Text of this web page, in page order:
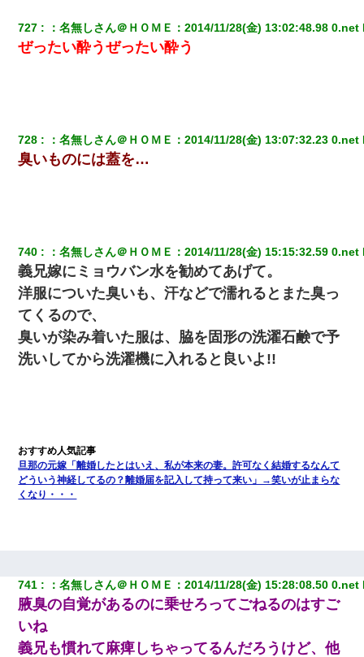
727 ：名無しさん＠ＨＯＭＥ ：2014/11/28(金) 13:02:48.98 0.net
ぜったい酔うぜったい酔う
728 ：名無しさん＠ＨＯＭＥ ：2014/11/28(金) 13:07:32.23 0.net
臭いものには蓋を…
740 ：名無しさん＠ＨＯＭＥ ：2014/11/28(金) 15:15:32.59 0.net
義兄嫁にミョウバン水を勧めてあげて。
洋服についた臭いも、汗などで濡れるとまた臭っ
てくるので、
臭いが染み着いた服は、脇を固形の洗濯石鹸で予
洗いしてから洗濯機に入れると良いよ!!
旦那の元嫁「離婚したとはいえ、私が本来の妻。許可なく結婚するなんて
どういう神経してるの？離婚届を記入して持って来い」→笑いが止まらな
くなり・・・
741 ：名無しさん＠ＨＯＭＥ ：2014/11/28(金) 15:28:08.50 0.net
腋臭の自覚があるのに乗せろってごねるのはすご
いね
義兄も慣れて麻痺しちゃってるんだろうけど、他